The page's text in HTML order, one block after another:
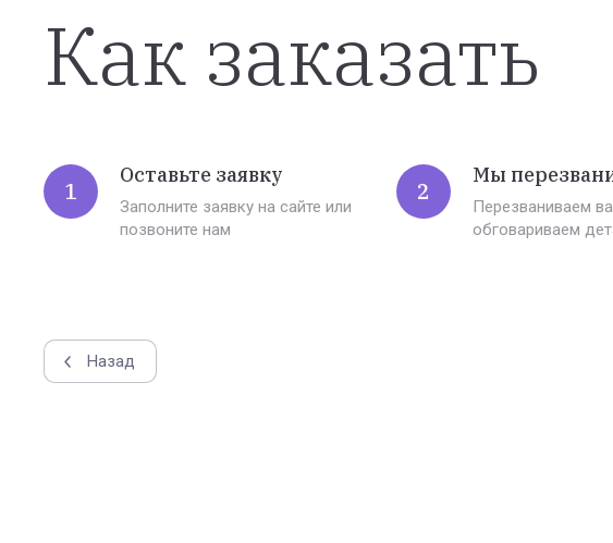
Как заказать
1
Оставьте заявку
Заполните заявку на сайте или
позвоните нам
2
Мы
Перезваниваем
обговариваем
Назад